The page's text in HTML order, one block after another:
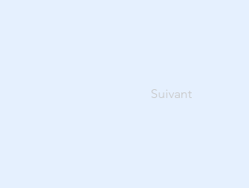
Suivant